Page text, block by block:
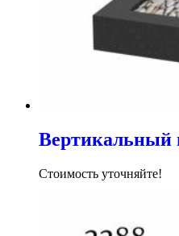
Вертикальный
Стоимость уточняйте!